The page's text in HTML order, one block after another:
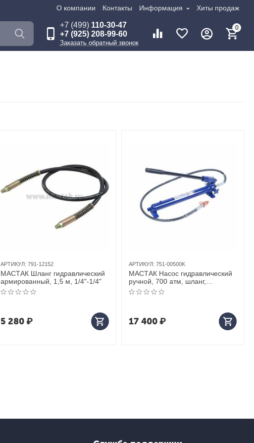
О компании Контакты Информация Хиты продаж
+7 (499)110-30-47
+7 (925) 208-99-60
Заказать обратный звонок
0
АРТИКУЛ: 791-12152
МАСТАК Шланг гидравлический
армированный, 1,5 м, 1/4"-1/4"
5 280₽
АРТИКУЛ: 751-00500K
МАСТАК Насос гидравлический
ручной, 700 атм, шланг,
переходник
17 400 ₽